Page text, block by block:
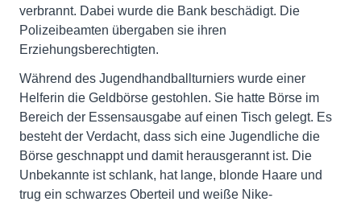
verbrannt. Dabei wurde die Bank beschädigt. Die
Polizeibeamten übergaben sie ihren
Erziehungsberechtigten.
Während des Jugendhandballturniers wurde einer
Helferin die Geldbörse gestohlen. Sie hatte Börse im
Bereich der Essensausgabe auf einen Tisch gelegt. Es
besteht der Verdacht, dass sich eine Jugendliche die
Börse geschnappt und damit herausgerannt ist. Die
Unbekannte ist schlank, hat lange, blonde Haare und
trug ein schwarzes Oberteil und weiße Nike-